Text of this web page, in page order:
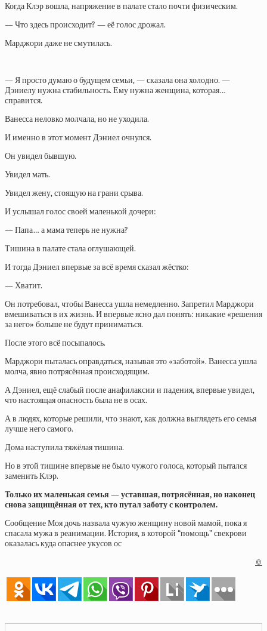
Когда Клэр вошла, напряжение в палате стало почти физическим.
— Что здесь происходит? — её голос дрожал.
Марджори даже не смутилась.
— Я просто думаю о будущем семьи, — сказала она холодно. —
Дэниелу нужна стабильность. Ему нужна женщина, которая…
справится.
Ванесса неловко молчала, но не уходила.
И именно в этот момент Дэниел очнулся.
Он увидел бывшую.
Увидел мать.
Увидел жену, стоящую на грани срыва.
И услышал голос своей маленькой дочери:
— Папа… а мама теперь не нужна?
Тишина в палате стала оглушающей.
И тогда Дэниел впервые за всё время сказал жёстко:
— Хватит.
Он потребовал, чтобы Ванесса ушла немедленно. Запретил Марджори
вмешиваться в их жизнь. И впервые ясно дал понять: никакие «решения
за него» больше не будут приниматься.
После этого всё посыпалось.
Марджори пыталась оправдаться, называя это «заботой». Ванесса ушла
молча, явно потрясённая происходящим.
А Дэниел, ещё слабый после анафилаксии и падения, впервые увидел,
что настоящая опасность была не в осах.
А в людях, которые решили, что знают, как должна выглядеть его семья
лучше него самого.
Дома наступила тяжёлая тишина.
Но в этой тишине впервые не было чужого голоса, который пытался
заменить Клэр.
Только их маленькая семья — уставшая, потрясённая, но наконец
снова защищённая от тех, кто путал заботу с контролем.
Сообщение Моя дочь назвала чужую женщину новой мамой, пока я
спасала мужа в реанимации. История, в которой “помощь” свекрови
оказалась куда опаснее укусов ос
©